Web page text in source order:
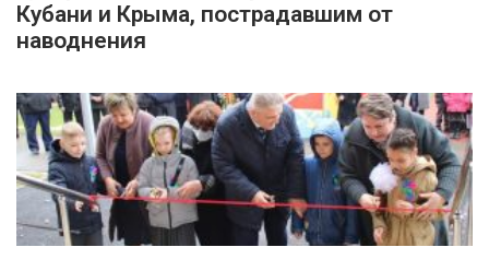
Кубани и Крыма, пострадавшим от
наводнения